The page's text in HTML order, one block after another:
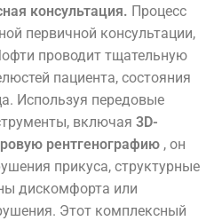
консультация. Процесс
первичной консультации,
проводит тщательную
пациента, состояния
Используя передовые
включая 3D-
рентгенографию , он
прикуса, структурные
дискомфорта или
Этот комплексный